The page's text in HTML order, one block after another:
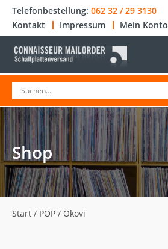
Telefonbestellung: 062 32 / 29 3130
Kontakt
Impressum Mein Konto
Shop
Start / POP / Okovi